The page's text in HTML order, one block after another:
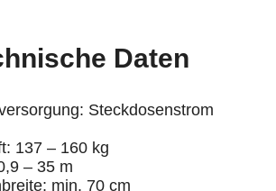
Daten
Steckdosenstrom
137 – 160 kg
– 35 m
min. 70 cm